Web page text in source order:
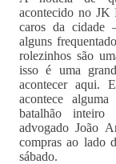
acontecido no JK
caros da cidade
alguns
rolezinhos são
isso é uma
acontecer aqui.
acontece
batalhão
advogado João
compras ao lado
sábado.